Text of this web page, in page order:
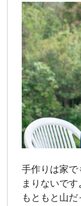
手作りは家で
まりないです
もともと山